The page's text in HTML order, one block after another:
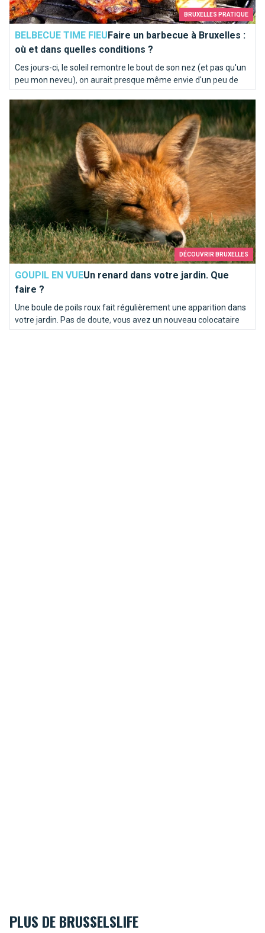
BRUXELLES PRATIQUE
BELBECUE TIME FIEUFaire un barbecue à Bruxelles :
où et dans quelles conditions ?
Ces jours-ci, le soleil remontre le bout de son nez (et pas qu'un
peu mon neveu), on aurait presque même envie d'un peu de
fraîcheur en intérieur... Mais que nenni, c'est le barbecue entre
amis qui s'impose ! Voici les règles en vigueur !
DÉCOUVRIR BRUXELLES
GOUPIL EN VUEUn renard dans votre jardin. Que
faire ?
Une boule de poils roux fait régulièrement une apparition dans
votre jardin. Pas de doute, vous avez un nouveau colocataire
qui répond à l’appellation scientifique de vulpes vulpes, plus
Un renard dans votre jardin. Que faire ?
PLUS DE BRUSSELSLIFE